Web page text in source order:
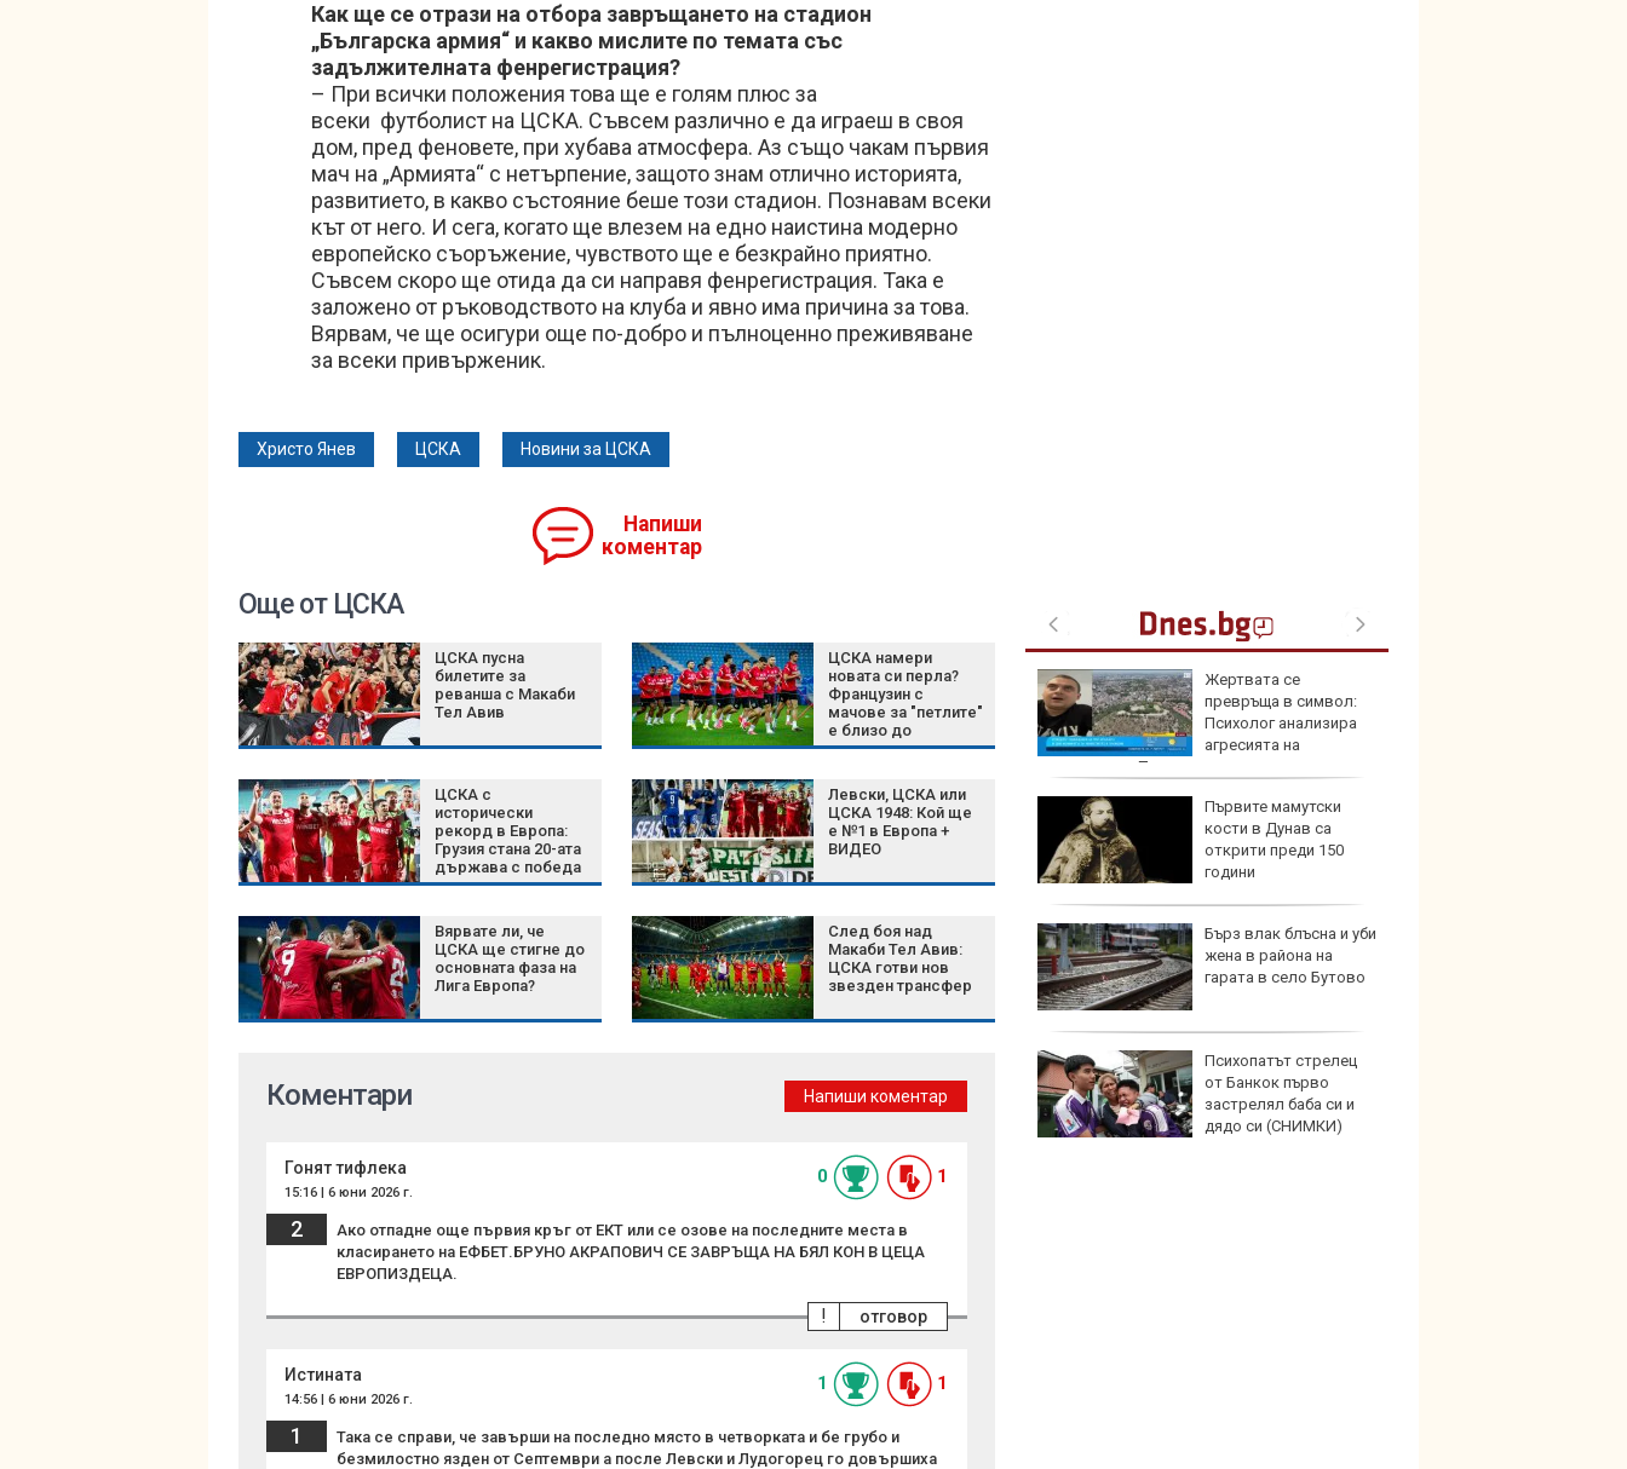
Как ще се отрази на отбора завръщането на стадион
„Българска армия“ и какво мислите по темата със
задължителната фенрегистрация?
– При всички положения това ще е голям плюс за
всеки футболист на ЦСКА. Съвсем различно е да играеш в своя
дом, пред феновете, при хубава атмосфера. Аз също чакам първия
мач на „Армията“ с нетърпение, защото знам отлично историята,
развитието, в какво състояние беше този стадион. Познавам всеки
кът от него. И сега, когато ще влезем на едно наистина модерно
европейско съоръжение, чувството ще е безкрайно приятно.
Съвсем скоро ще отида да си направя фенрегистрация. Така е
заложено от ръководството на клуба и явно има причина за това.
Вярвам, че ще осигури още по-добро и пълноценно преживяване
за всеки привърженик.
Христо Янев ЦСКА Новини за ЦСКА
Напиши
коментар
Още от ЦСКА
ЦСКА пусна
билетите за
реванша с Макаби
Тел Авив
ЦСКА намери
новата си перла?
Французин с
мачове за "петлите"
е близо до
"червените"
ЦСКА с
исторически
рекорд в Европа:
Грузия стана 20-ата
държава с победа
на „червените“ като
Левски, ЦСКА или
ЦСКА 1948: Кой ще
е №1 в Европа +
ВИДЕО
Вярвате ли, че
ЦСКА ще стигне до
основната фаза на
Лига Европа?
След боя над
Макаби Тел Авив:
ЦСКА готви нов
звезден трансфер
Симеон Наковски
преди SENSHI 33: Няма
слаби бойци, ще
заложа на всичко
Рецепта за хрупкави
кошнички с шунка и
яйце
Хотелиер: Слънчев
бряг е пълен на 100%,
пръска се по
шевовете от туристи
първия в Европа AI за
трудовата сфера:
Жертвата се
превръща в символ:
Психолог анализира
агресията на
младежите в Пловдив
Първите мамутски
кости в Дунав са
открити преди 150
години
Бърз влак блъсна и уби
жена в района на
гарата в село Бутово
Психопатът стрелец
от Банкок първо
застрелял баба си и
дядо си (СНИМКИ)
Коментари Напиши коментар
Гонят тифлека
15:16 | 6 юни 2026 г.
0 1
2
Ако отпадне още първия кръг от ЕКТ или се озове на последните места в
класирането на ЕФБЕТ.БРУНО АКРАПОВИЧ СЕ ЗАВРЪЩА НА БЯЛ КОН В ЦЕЦА
ЕВРОПИЗДЕЦА.
отговор
!
Истината
14:56 | 6 юни 2026 г.
1 1
1
Така се справи, че завърши на последно място в четворката и бе грубо и
безмилостно язден от Септември а после Левски и Лудогорец го довършиха